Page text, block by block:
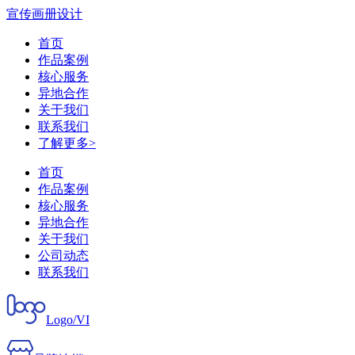
宣传画册设计
首页
作品案例
核心服务
异地合作
关于我们
联系我们
了解更多>
首页
作品案例
核心服务
异地合作
关于我们
公司动态
联系我们
Logo/VI